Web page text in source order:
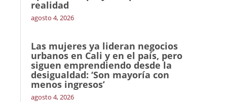
realidad
agosto 4, 2026
Las mujeres ya lideran negocios
urbanos en Cali y en el país, pero
siguen emprendiendo desde la
desigualdad: ‘Son mayoría con
menos ingresos’
agosto 4, 2026